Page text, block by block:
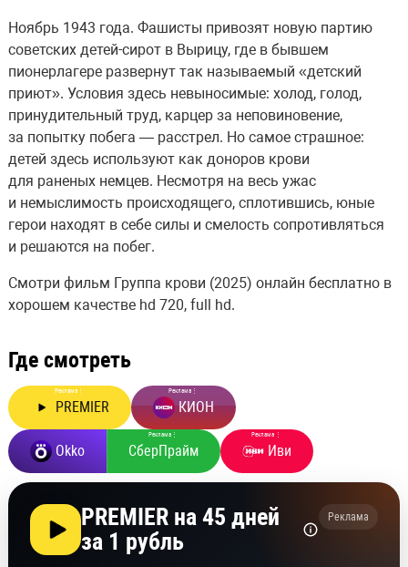
Ноябрь 1943 года. Фашисты привозят новую партию
советских детей-сирот в Вырицу, где в бывшем
пионерлагере развернут так называемый «детский
приют». Условия здесь невыносимые: холод, голод,
принудительный труд, карцер за неповиновение,
за попытку побега — расстрел. Но самое страшное:
детей здесь используют как доноров крови
для раненых немцев. Несмотря на весь ужас
и немыслимость происходящего, сплотившись, юные
герои находят в себе силы и смелость сопротивляться
и решаются на побег.
Смотри фильм Группа крови (2025) онлайн бесплатно в
хорошем качестве hd 720, full hd.
Где смотреть
Реклама ⋮
PREMIER
Реклама ⋮
КИОН
Okko
Реклама ⋮
СберПрайм
Реклама ⋮
Иви
PREMIER на 45 дней
за 1 рубль
Реклама